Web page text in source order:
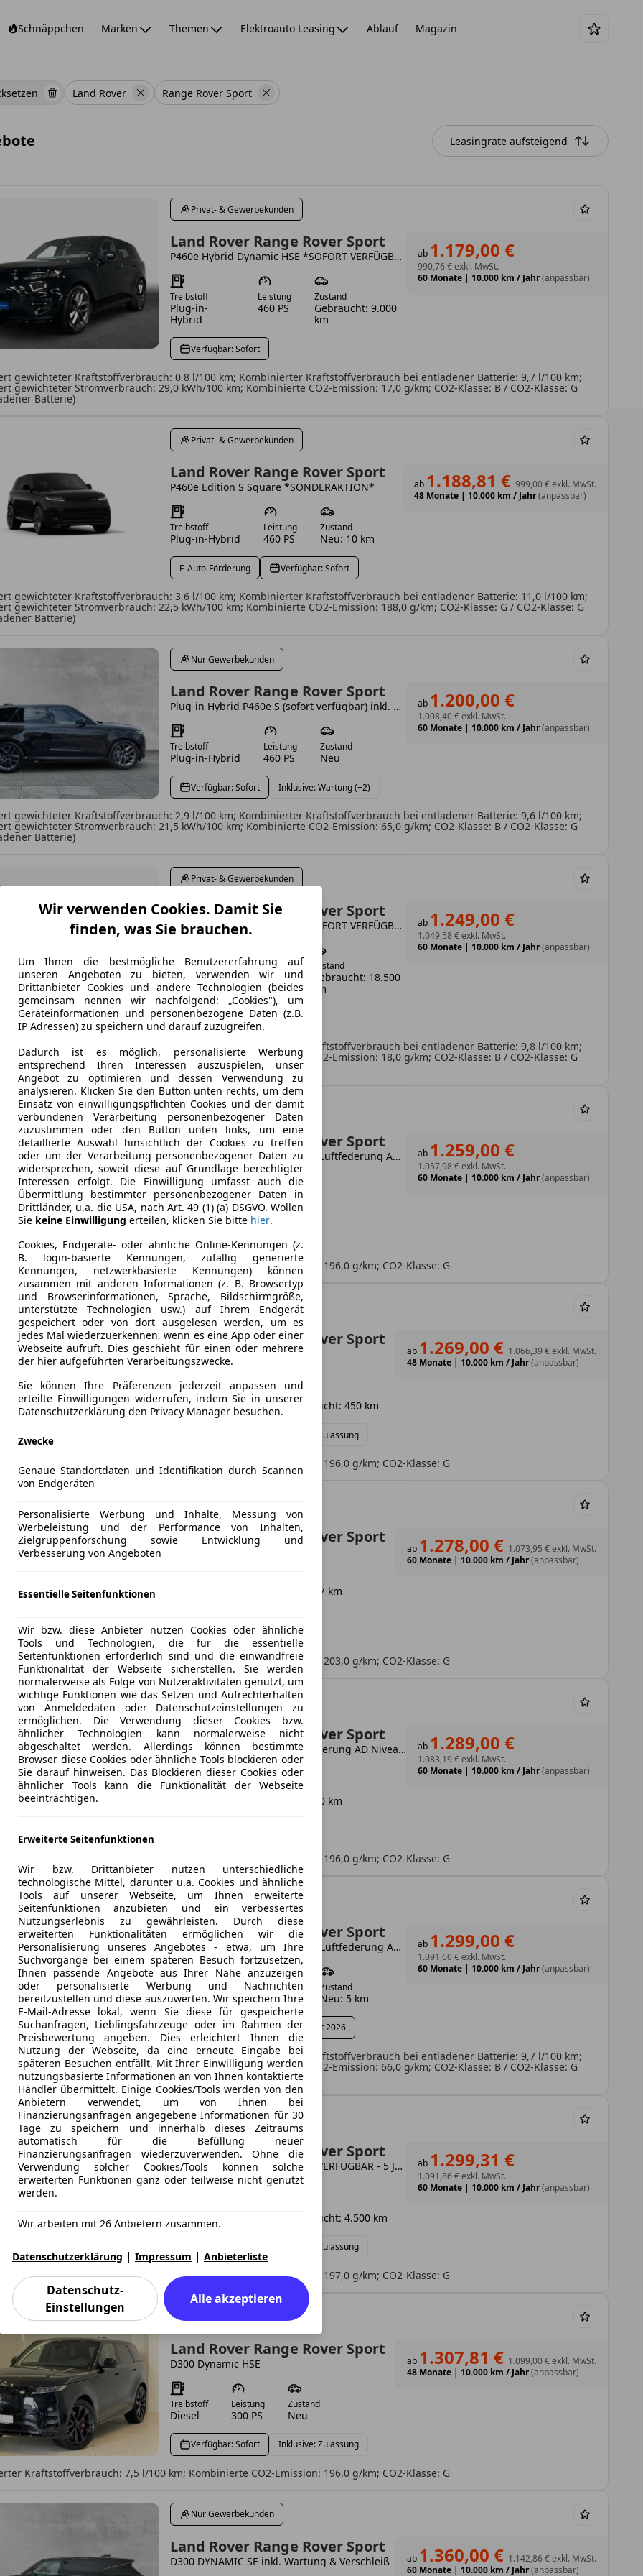
Schnäppchen Marken Themen Elektroauto Leasing Ablauf Magazin
oben und Pfeil-nach-unten Tasten zum Navigieren.
oben und Pfeil-nach-unten Tasten zum Navigieren.
Land Rover Range Rover Sport
Leasingrate aufsteigend
Privat- & Gewerbekunden
Land Rover Range Rover Sport
P460e Hybrid Dynamic HSE *SOFORT VERFÜGBAR*
Treibstoff
Plug-in-
Hybrid
Leistung
460 PS
Zustand
Gebraucht: 9.000
km
ab 1.179,00 €
990,76 €exkl. MwSt.
60 Monate | 10.000 km / Jahr(anpassbar)
Verfügbar: Sofort
gewichteter Kraftstoffverbrauch: 0,8 l/100 km; Kombinierter Kraftstoffverbrauch bei entladener Batterie: 9,7 l/100 km;
gewichteter Stromverbrauch: 29,0 kWh/100 km; Kombinierte CO2-Emission: 17,0 g/km; CO2-Klasse: B / CO2-Klasse: G
Batterie)
Privat- & Gewerbekunden
Land Rover Range Rover Sport
P460e Edition S Square *SONDERAKTION*
Treibstoff
Plug-in-Hybrid
Leistung
460 PS
Zustand
Neu: 10 km
ab 1.188,81 € 999,00 €exkl. MwSt.
48 Monate | 10.000 km / Jahr(anpassbar)
E-Auto-Förderung Verfügbar: Sofort
gewichteter Kraftstoffverbrauch: 3,6 l/100 km; Kombinierter Kraftstoffverbrauch bei entladener Batterie: 11,0 l/100 km;
gewichteter Stromverbrauch: 22,5 kWh/100 km; Kombinierte CO2-Emission: 188,0 g/km; CO2-Klasse: G / CO2-Klasse: G
Batterie)
Nur Gewerbekunden
Land Rover Range Rover Sport
Plug-in Hybrid P460e S (sofort verfügbar) inkl. Wartung & Verschleiß
Treibstoff
Plug-in-Hybrid
Leistung
460 PS
Zustand
Neu
ab 1.200,00 €
1.008,40 €exkl. MwSt.
60 Monate | 10.000 km / Jahr(anpassbar)
Verfügbar: Sofort Inklusive: Wartung (+2)
gewichteter Kraftstoffverbrauch: 2,9 l/100 km; Kombinierter Kraftstoffverbrauch bei entladener Batterie: 9,6 l/100 km;
gewichteter Stromverbrauch: 21,5 kWh/100 km; Kombinierte CO2-Emission: 65,0 g/km; CO2-Klasse: B / CO2-Klasse: G
Batterie)
Privat- & Gewerbekunden
Land Rover Range Rover Sport
P460e Hybrid Dynamic HSE *SOFORT VERFÜGBAR*
Treibstoff
Plug-in-
Hybrid
Leistung
460 PS
Zustand
Gebraucht: 18.500
km
ab 1.249,00 €
1.049,58 €exkl. MwSt.
60 Monate | 10.000 km / Jahr(anpassbar)
Verfügbar: Sofort
gewichteter Kraftstoffverbrauch: 0,8 l/100 km; Kombinierter Kraftstoffverbrauch bei entladener Batterie: 9,8 l/100 km;
gewichteter Stromverbrauch: 29,3 kWh/100 km; Kombinierte CO2-Emission: 18,0 g/km; CO2-Klasse: B / CO2-Klasse: G
Batterie)
Privat- & Gewerbekunden
Land Rover Range Rover Sport
D350 Autobiography AHK HUD Luftfederung AD Niveau AHK-el. klappb. El. Panodach
Treibstoff
Diesel
Leistung
351 PS
Zustand
Neu
ab 1.259,00 €
1.057,98 €exkl. MwSt.
60 Monate | 10.000 km / Jahr(anpassbar)
Kraftstoffverbrauch: 7,5 l/100 km; Kombinierte CO2-Emission: 196,0 g/km; CO2-Klasse: G
Privat- & Gewerbekunden
Land Rover Range Rover Sport
D250 Dynamic SE
Treibstoff
Diesel
Leistung
249 PS
Zustand
Gebraucht: 450 km
ab 1.269,00 € 1.066,39 €exkl. MwSt.
48 Monate | 10.000 km / Jahr(anpassbar)
Inklusive: Zulassung
Kraftstoffverbrauch: 7,5 l/100 km; Kombinierte CO2-Emission: 196,0 g/km; CO2-Klasse: G
Land Rover Range Rover Sport
Neu: 17 km
ab 1.278,00 € 1.073,95 €exkl. MwSt.
60 Monate | 10.000 km / Jahr(anpassbar)
Verfügbar: Sofort
Kraftstoffverbrauch: 7,7 l/100 km; Kombinierte CO2-Emission: 203,0 g/km; CO2-Klasse: G
Privat- & Gewerbekunden
Land Rover Range Rover Sport
D300 Dynamic HSE HUD Luftfederung AD Niveau StandHZG Leder Memory Sitze
Treibstoff Leistung Zustand
Neu: 10 km
ab 1.289,00 €
1.083,19 €exkl. MwSt.
60 Monate | 10.000 km / Jahr(anpassbar)
Kraftstoffverbrauch: 7,5 l/100 km; Kombinierte CO2-Emission: 196,0 g/km; CO2-Klasse: G
Privat- & Gewerbekunden
Land Rover Range Rover Sport
P460e Dynamic SE Hybrid HUD Luftfederung AD Niveau AHK-el. klappb.
Treibstoff
Plug-in-Hybrid
Leistung
460 PS
Zustand
Neu: 5 km
ab 1.299,00 €
1.091,60 €exkl. MwSt.
60 Monate | 10.000 km / Jahr(anpassbar)
E-Auto-Förderung vsl. August 2026
gewichteter Kraftstoffverbrauch: 2,9 l/100 km; Kombinierter Kraftstoffverbrauch bei entladener Batterie: 9,7 l/100 km;
gewichteter Stromverbrauch: 21,6 kWh/100 km; Kombinierte CO2-Emission: 66,0 g/km; CO2-Klasse: B / CO2-Klasse: G
Batterie)
Privat- & Gewerbekunden
Land Rover Range Rover Sport
D350 Autobiography -SOFORT VERFÜGBAR - 5 Jahre Garantie ab Erstzulassung
Gebraucht: 4.500 km
ab 1.299,31 €
1.091,86 €exkl. MwSt.
60 Monate | 10.000 km / Jahr(anpassbar)
Inklusive: Zulassung
Kraftstoffverbrauch: 7,5 l/100 km; Kombinierte CO2-Emission: 197,0 g/km; CO2-Klasse: G
Land Rover Range Rover Sport
D300 Dynamic HSE
Treibstoff
Diesel
Leistung
300 PS
Zustand
Neu
ab 1.307,81 € 1.099,00 €exkl. MwSt.
48 Monate | 10.000 km / Jahr(anpassbar)
Verfügbar: Sofort Inklusive: Zulassung
Kraftstoffverbrauch: 7,5 l/100 km; Kombinierte CO2-Emission: 196,0 g/km; CO2-Klasse: G
Nur Gewerbekunden
Land Rover Range Rover Sport
D300 DYNAMIC SE inkl. Wartung & Verschleiß ab 1.360,00 € 1.142,86 €exkl. MwSt.
60 Monate | 10.000 km / Jahr(anpassbar)
Wir verwenden Cookies. Damit Sie
finden, was Sie brauchen.
Um Ihnen die bestmögliche Benutzererfahrung auf
unseren Angeboten zu bieten, verwenden wir und
Drittanbieter Cookies und andere Technologien (beides
gemeinsam nennen wir nachfolgend: „Cookies"), um
Geräteinformationen und personenbezogene Daten (z.B.
IP Adressen) zu speichern und darauf zuzugreifen.
Dadurch ist es möglich, personalisierte Werbung
entsprechend Ihren Interessen auszuspielen, unser
Angebot zu optimieren und dessen Verwendung zu
analysieren. Klicken Sie den Button unten rechts, um dem
Einsatz von einwilligungspflichten Cookies und der damit
verbundenen Verarbeitung personenbezogener Daten
zuzustimmen oder den Button unten links, um eine
detaillierte Auswahl hinsichtlich der Cookies zu treffen
oder um der Verarbeitung personenbezogener Daten zu
widersprechen, soweit diese auf Grundlage berechtigter
Interessen erfolgt. Die Einwilligung umfasst auch die
Übermittlung bestimmter personenbezogener Daten in
Drittländer, u.a. die USA, nach Art. 49 (1) (a) DSGVO. Wollen
Sie keine Einwilligung erteilen, klicken Sie bitte hier.
Cookies, Endgeräte- oder ähnliche Online-Kennungen (z.
B. login-basierte Kennungen, zufällig generierte
Kennungen, netzwerkbasierte Kennungen) können
zusammen mit anderen Informationen (z. B. Browsertyp
und Browserinformationen, Sprache, Bildschirmgröße,
unterstützte Technologien usw.) auf Ihrem Endgerät
gespeichert oder von dort ausgelesen werden, um es
jedes Mal wiederzuerkennen, wenn es eine App oder einer
Webseite aufruft. Dies geschieht für einen oder mehrere
der hier aufgeführten Verarbeitungszwecke.
Sie können Ihre Präferenzen jederzeit anpassen und
erteilte Einwilligungen widerrufen, indem Sie in unserer
Datenschutzerklärung den Privacy Manager besuchen.
Zwecke
Genaue Standortdaten und Identifikation durch Scannen
von Endgeräten
Personalisierte Werbung und Inhalte, Messung von
Werbeleistung und der Performance von Inhalten,
Zielgruppenforschung sowie Entwicklung und
Verbesserung von Angeboten
Essentielle Seitenfunktionen
Wir bzw. diese Anbieter nutzen Cookies oder ähnliche
Tools und Technologien, die für die essentielle
Seitenfunktionen erforderlich sind und die einwandfreie
Funktionalität der Webseite sicherstellen. Sie werden
normalerweise als Folge von Nutzeraktivitäten genutzt, um
wichtige Funktionen wie das Setzen und Aufrechterhalten
von Anmeldedaten oder Datenschutzeinstellungen zu
ermöglichen. Die Verwendung dieser Cookies bzw.
ähnlicher Technologien kann normalerweise nicht
abgeschaltet werden. Allerdings können bestimmte
Browser diese Cookies oder ähnliche Tools blockieren oder
Sie darauf hinweisen. Das Blockieren dieser Cookies oder
ähnlicher Tools kann die Funktionalität der Webseite
beeinträchtigen.
Erweiterte Seitenfunktionen
Wir bzw. Drittanbieter nutzen unterschiedliche
technologische Mittel, darunter u.a. Cookies und ähnliche
Tools auf unserer Webseite, um Ihnen erweiterte
Seitenfunktionen anzubieten und ein verbessertes
Nutzungserlebnis zu gewährleisten. Durch diese
erweiterten Funktionalitäten ermöglichen wir die
Personalisierung unseres Angebotes - etwa, um Ihre
Suchvorgänge bei einem späteren Besuch fortzusetzen,
Ihnen passende Angebote aus Ihrer Nähe anzuzeigen
oder personalisierte Werbung und Nachrichten
bereitzustellen und diese auszuwerten. Wir speichern Ihre
E-Mail-Adresse lokal, wenn Sie diese für gespeicherte
Suchanfragen, Lieblingsfahrzeuge oder im Rahmen der
Preisbewertung angeben. Dies erleichtert Ihnen die
Nutzung der Webseite, da eine erneute Eingabe bei
späteren Besuchen entfällt. Mit Ihrer Einwilligung werden
nutzungsbasierte Informationen an von Ihnen kontaktierte
Händler übermittelt. Einige Cookies/Tools werden von den
Anbietern verwendet, um von Ihnen bei
Finanzierungsanfragen angegebene Informationen für 30
Tage zu speichern und innerhalb dieses Zeitraums
automatisch für die Befüllung neuer
Finanzierungsanfragen wiederzuverwenden. Ohne die
Verwendung solcher Cookies/Tools können solche
erweiterten Funktionen ganz oder teilweise nicht genutzt
werden.
Wir arbeiten mit 26 Anbietern zusammen.
Datenschutzerklärung | Impressum | Anbieterliste
Datenschutz-
Einstellungen
Alle akzeptieren